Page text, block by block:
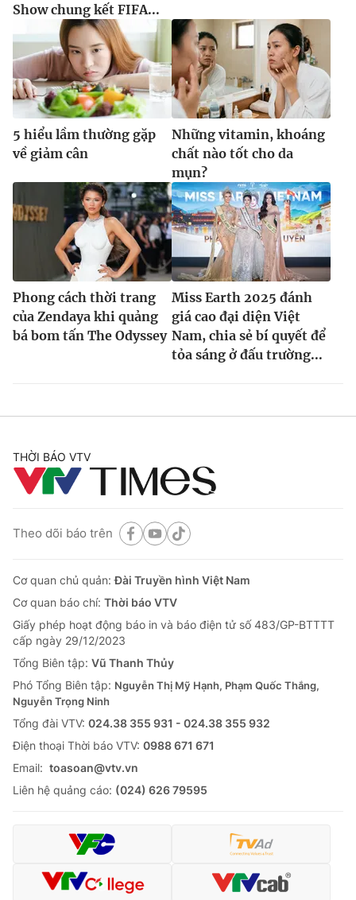
Show chung kết FIFA...
5 hiểu lầm thường gặp
về giảm cân
Những vitamin, khoáng
chất nào tốt cho da
mụn?
Phong cách thời trang
của Zendaya khi quảng
bá bom tấn The Odyssey
Miss Earth 2025 đánh
giá cao đại diện Việt
Nam, chia sẻ bí quyết để
tỏa sáng ở đấu trường...
THỜI BÁO VTV
Theo dõi báo trên
Cơ quan chủ quản:Đài Truyền hình Việt Nam
Cơ quan báo chí: Thời báo VTV
Giấy phép hoạt động báo in và báo điện tử số 483/GP-BTTTT
cấp ngày 29/12/2023
Tổng Biên tập: Vũ Thanh Thủy
Phó Tổng Biên tập: Nguyễn Thị Mỹ Hạnh, Phạm Quốc Thắng,
Nguyễn Trọng Ninh
Tổng đài VTV: 024.38 355 931 - 024.38 355 932
Ðiện thoại Thời báo VTV: 0988 671 671
Email: toasoan@vtv.vn
Liên hệ quảng cáo: (024) 626 79595